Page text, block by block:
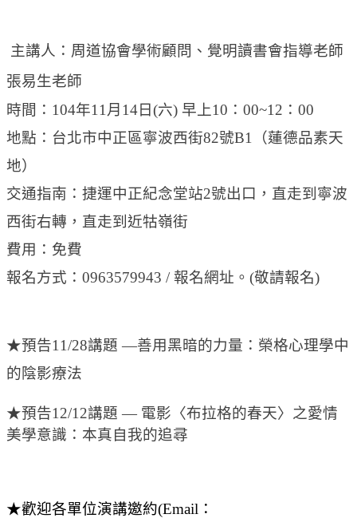
主講人：周道協會學術顧問、覺明讀書會指導老師
張易生老師
時間：104年11月14日(六) 早上10：00~12：00
地點：台北市中正區寧波西街82號B1（蓮德品素天
地）
交通指南：捷運中正紀念堂站2號出口，直走到寧波
西街右轉，直走到近牯嶺街
費用：免費
報名方式：0963579943 / 報名網址。 (敬請報名)
★預告11/28講題 —善用黑暗的力量：榮格心理學中
的陰影療法
★預告12/12講題 — 電影〈布拉格的春天〉之愛情
美學意識：本真自我的追尋
★歡迎各單位演講邀約(Email：